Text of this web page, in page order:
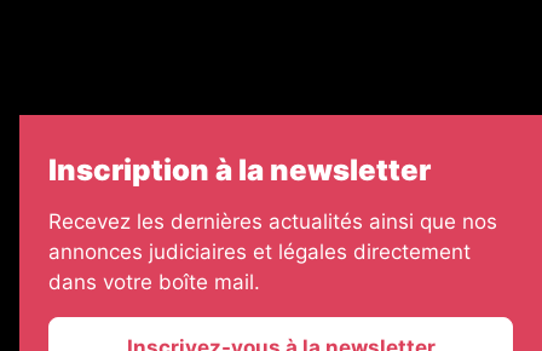
Inscription à la newsletter
Recevez les dernières actualités ainsi que nos
annonces judiciaires et légales directement
dans votre boîte mail.